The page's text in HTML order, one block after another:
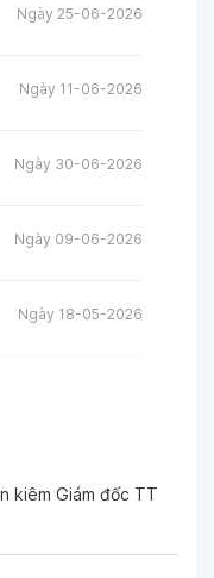
kiêm Giám đốc TT
Ngày 25-06-2026
Ngày 11-06-2026
Ngày 30-06-2026
Ngày 09-06-2026
Ngày 18-05-2026